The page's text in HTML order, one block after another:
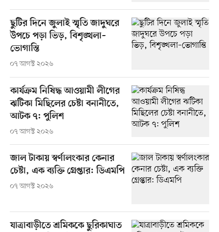
ছুটির দিনে জুলাই স্মৃতি জাদুঘরে
উপচে পড়া ভিড়, বিশৃঙ্খলা–
ভোগান্তি
০৭ আগস্ট ২০২৬
কার্যক্রম নিষিদ্ধ আওয়ামী লীগের
ঝটিকা মিছিলের চেষ্টা বনানীতে,
আটক ৭: পুলিশ
০৭ আগস্ট ২০২৬
জাল টাকায় স্বর্ণালংকার কেনার
চেষ্টা, এক ব্যক্তি গ্রেপ্তার: ডিএমপি
০৭ আগস্ট ২০২৬
যাত্রাবাড়ীতে শ্রমিককে ছুরিকাঘাত